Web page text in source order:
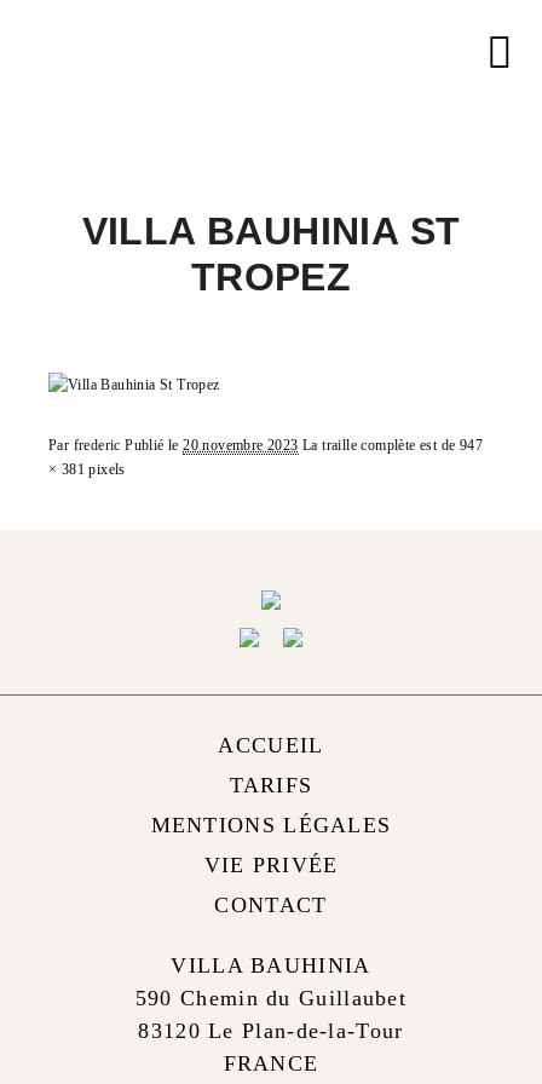
VILLA BAUHINIA ST
TROPEZ
Par frederic Publié le20 novembre 2023 La traille complète est de 947
× 381 pixels
ACCUEIL
TARIFS
MENTIONS LÉGALES
VIE PRIVÉE
CONTACT
VILLA BAUHINIA
590 Chemin du Guillaubet
83120 Le Plan-de-la-Tour
FRANCE